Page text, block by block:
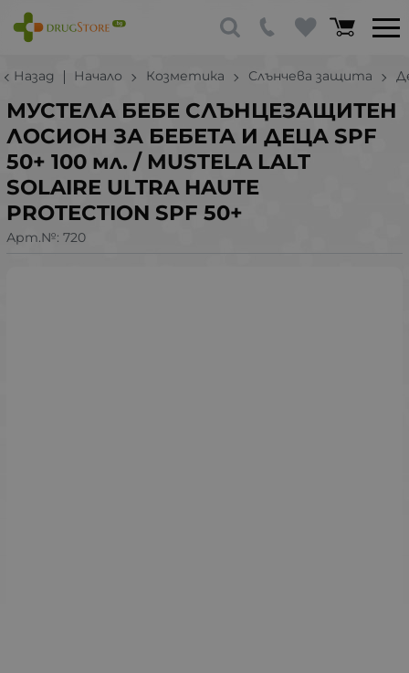
Назад Начало Козметика Слънчева защита
МУСТЕЛА БЕБЕ СЛЪНЦЕЗАЩИТЕН
ЛОСИОН ЗА БЕБЕТА И ДЕЦА SPF
50+ 100 мл. / MUSTELA LALT
SOLAIRE ULTRA HAUTE
PROTECTION SPF 50+
Арт.№: 720